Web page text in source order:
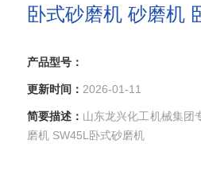
卧式砂磨机 砂磨机
产品型号：
更新时间： 2026-01-11
简要描述： 山东龙兴化工机械集团
磨机 SW45L卧式砂磨机